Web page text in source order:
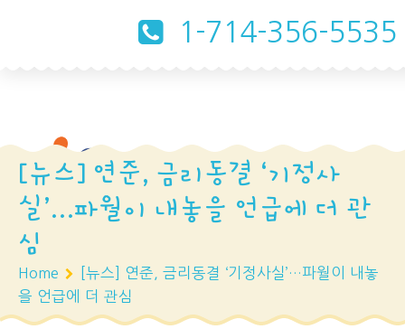
1-714-356-5535
[뉴스] 연준, 금리동결 ‘기정사
실’…파월이 내놓을 언급에 더 관
심
Home
[뉴스] 연준, 금리동결 ‘기정사실’…파월이 내놓
을 언급에 더 관심